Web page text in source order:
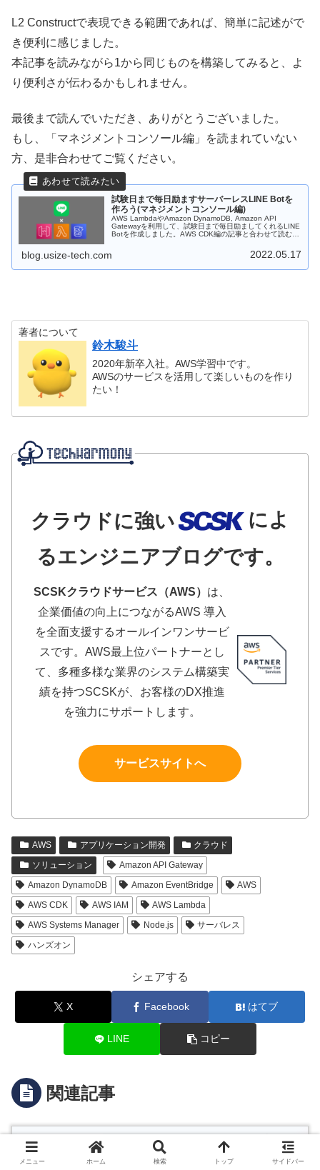
L2 Constructで表現できる範囲であれば、簡単に記述がで
き便利に感じました。
本記事を読みながら1から同じものを構築してみると、よ
り便利さが伝わるかもしれません。
最後まで読んでいただき、ありがとうございました。
もし、「マネジメントコンソール編」を読まれていない
方、是非合わせてご覧ください。
試験日まで毎日励ますサーバーレスLINE Botを
作ろう(マネジメントコンソール編)
AWS LambdaやAmazon DynamoDB, Amazon API
Gatewayを利用して、試験日まで毎日励ましてくれるLINE
Botを作成しました。AWS CDK編の記事と合わせて読むこ
blog.usize-tech.com 2022.05.17
著者について
鈴木駿斗
2020年新卒入社。AWS学習中です。
AWSのサービスを活用して楽しいものを作り
たい！
クラウドに強い
によ
るエンジニアブログです。
SCSKクラウドサービス（AWS） は、
企業価値の向上につながるAWS 導入
を全面支援するオールインワンサービ
スです。AWS最上位パートナーとし
て、多種多様な業界のシステム構築実
績を持つSCSKが、お客様のDX推進
を強力にサポートします。
サービスサイトへ
AWS アプリケーション開発
クラウド
ソリューション
Amazon API Gateway
Amazon DynamoDB
Amazon EventBridge
AWS
AWS CDK
AWS IAM
AWS Lambda
AWS Systems Manager
Node.js
サーバレス
ハンズオン
シェアする
X Facebook はてブ
LINE コピー
関連記事
AI・ML
Amazon SageMaker Canvasでノーコー
ドでカスタムモデルを構築してみた
メニュー ホーム 検索 トップ サイドバー